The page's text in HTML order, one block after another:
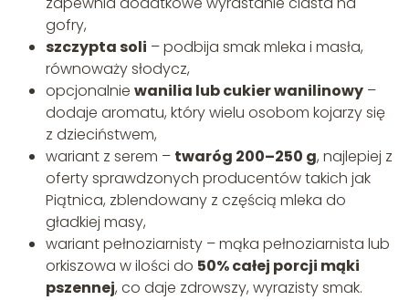
gofry,
szczypta soli – podbija smak mleka i masła,
równoważy słodycz,
opcjonalnie wanilia lub cukier wanilinowy–
dodaje aromatu, który wielu osobom kojarzy się
z dzieciństwem,
wariant z serem – twaróg 200–250 g, najlepiej z
oferty sprawdzonych producentów takich jak
Piątnica, zblendowany z częścią mleka do
gładkiej masy,
wariant pełnoziarnisty – mąka pełnoziarnista lub
orkiszowa w ilości do 50% całej porcji mąki
pszennej, co daje zdrowszy, wyrazisty smak.